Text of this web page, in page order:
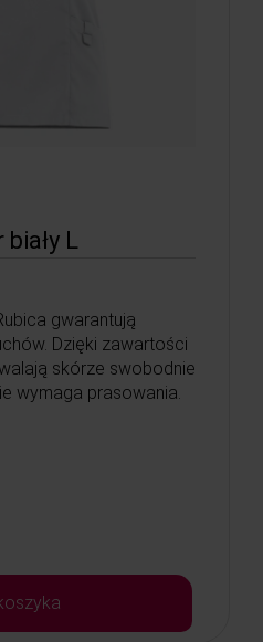
L
gwarantują
Dzięki zawartości
skórze swobodnie
wymaga prasowania.